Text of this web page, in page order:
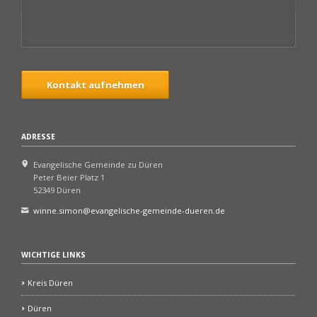
Kontakt aufnehmen
ADRESSE
Evangelische Gemeinde zu Düren
Peter Beier Platz 1
52349 Düren
winne.simon@evangelische-gemeinde-dueren.de
WICHTIGE LINKS
Kreis Düren
Düren